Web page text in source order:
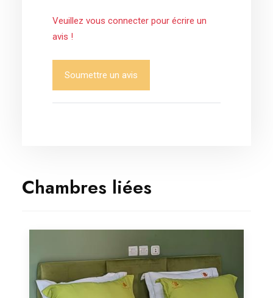
Veuillez vous connecter pour écrire un
avis !
Soumettre un avis
Chambres liées